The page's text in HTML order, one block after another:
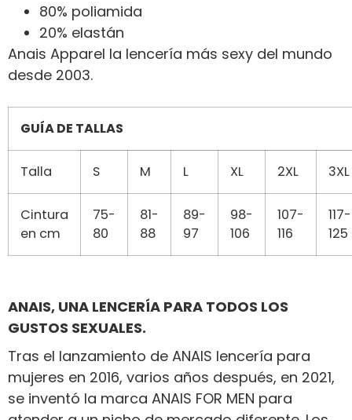
80% poliamida
20% elastán
Anais Apparel la lencería más sexy del mundo
desde 2003.
GUÍA DE TALLAS
Talla S M L XL 2XL 3XL
Cintura
en cm
75-
80
81-
88
89-
97
98-
106
107-
116
117-
125
ANAIS, UNA LENCERÍA PARA TODOS LOS
GUSTOS SEXUALES.
Tras el lanzamiento de ANAIS lencería para
mujeres en 2016, varios años después, en 2021,
se inventó la marca ANAIS FOR MEN para